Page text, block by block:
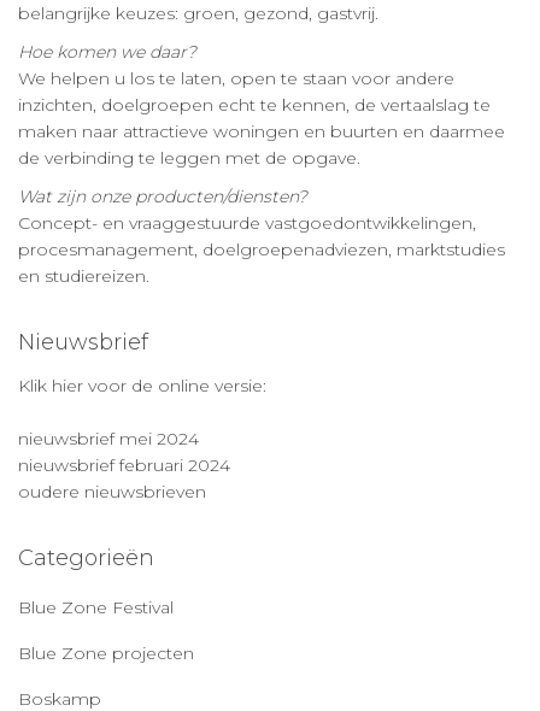
belangrijke keuzes: groen, gezond, gastvrij.
Hoe komen we daar?
We helpen u los te laten, open te staan voor andere
inzichten, doelgroepen echt te kennen, de vertaalslag te
maken naar attractieve woningen en buurten en daarmee
de verbinding te leggen met de opgave.
Wat zijn onze producten/diensten?
Concept- en vraaggestuurde vastgoedontwikkelingen,
procesmanagement, doelgroepenadviezen, marktstudies
en studiereizen.
Nieuwsbrief
Klik hier voor de online versie:
nieuwsbrief mei 2024
nieuwsbrief februari 2024
oudere nieuwsbrieven
Categorieën
Blue Zone Festival
Blue Zone projecten
Boskamp